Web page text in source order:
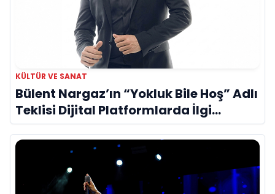
KÜLTÜR VE SANAT
Bülent Nargaz’ın “Yokluk Bile Hoş” Adlı
Teklisi Dijital Platformlarda İlgi
Görmeye Devam Ediyor